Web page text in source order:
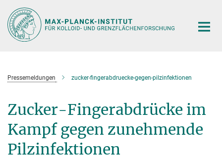
Hauptinhalt
Pressemeldungen zucker-fingerabdruecke-gegen-pilzinfektionen
Zucker-Fingerabdrücke im
Kampf gegen zunehmende
Pilzinfektionen